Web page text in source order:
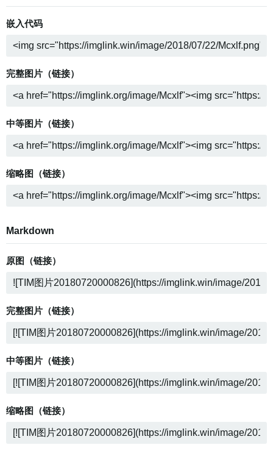
嵌入代码
完整图片（链接）
中等图片（链接）
缩略图（链接）
Markdown
原图（链接）
完整图片（链接）
中等图片（链接）
缩略图（链接）